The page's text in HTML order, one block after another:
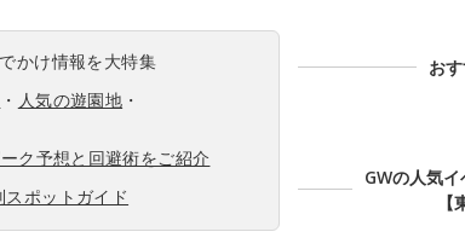
かけ情報を大特集
・ 人気の遊園地 ・
ク予想と回避術をご紹介
ポットガイド
お
GWの人気
【